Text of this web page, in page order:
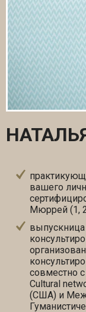
вашего
Мюррей (1,
совместно
Cultural
(США) и